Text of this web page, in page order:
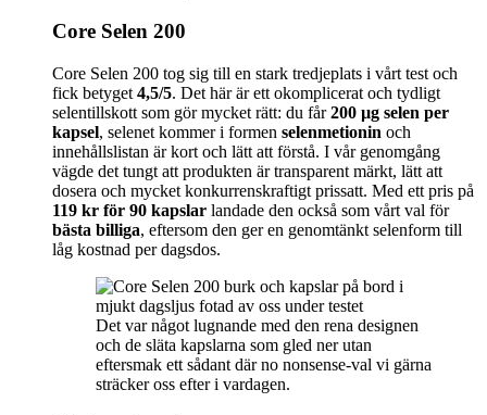
Core Selen 200
Core Selen 200 tog sig till en stark tredjeplats i vårt test och
fick betyget 4,5/5. Det här är ett okomplicerat och tydligt
selentillskott som gör mycket rätt: du får200 µg selen per
kapsel, selenet kommer i formen selenmetionin och
innehållslistan är kort och lätt att förstå. I vår genomgång
vägde det tungt att produkten är transparent märkt, lätt att
dosera och mycket konkurrenskraftigt prissatt. Med ett pris på
119 kr för 90 kapslar landade den också som vårt val för
bästa billiga, eftersom den ger en genomtänkt selenform till
låg kostnad per dagsdos.
Det var något lugnande med den rena designen
och de släta kapslarna som gled ner utan
eftersmak ett sådant där no nonsense-val vi gärna
sträcker oss efter i vardagen.